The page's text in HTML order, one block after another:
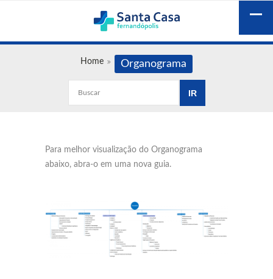
Home Organograma
Para melhor visualização do Organograma
abaixo, abra-o em uma nova guia.